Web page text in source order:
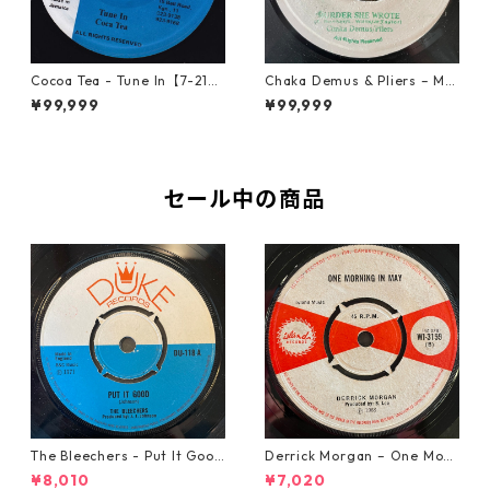
Cocoa Tea - Tune In【7-2187
2】
¥99,999
Chaka Demus & Pliers – Mu
rder She Wrote【7-21777】
¥99,999
セール中の商品
The Bleechers - Put It Good
【7-21637】
¥8,010
Derrick Morgan – One Morn
ing In May【7-21653】
¥7,020